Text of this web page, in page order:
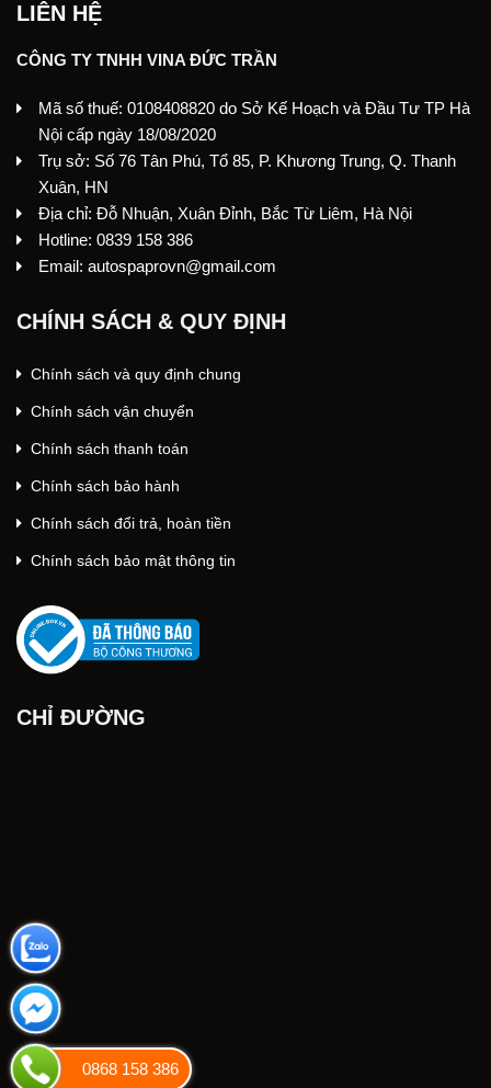
LIÊN HỆ
CÔNG TY TNHH VINA ĐỨC TRẦN
Mã số thuế: 0108408820 do Sở Kế Hoạch và Đầu Tư TP Hà
Nội cấp ngày 18/08/2020
Trụ sở: Số 76 Tân Phú, Tổ 85, P. Khương Trung, Q. Thanh
Xuân, HN
Địa chỉ: Đỗ Nhuận, Xuân Đỉnh, Bắc Từ Liêm, Hà Nội
Hotline: 0839 158 386
Email: autospaprovn@gmail.com
CHÍNH SÁCH & QUY ĐỊNH
Chính sách và quy định chung
Chính sách vận chuyển
Chính sách thanh toán
Chính sách bảo hành
Chính sách đổi trả, hoàn tiền
Chính sách bảo mật thông tin
CHỈ ĐƯỜNG
0868 158 386